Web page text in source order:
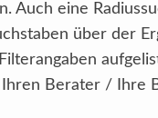
Auch eine
über der
Ihren Berater / Ihre